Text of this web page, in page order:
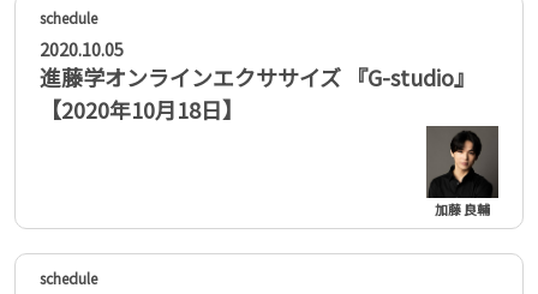
2020.10.05
進藤学オンラインエクササイズ 『G-studio』
【2020年10月18日】
加藤 良輔